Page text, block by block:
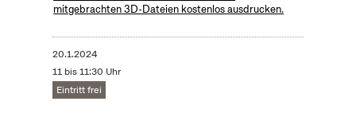
mitgebrachten 3D-Dateien kostenlos ausdrucken.
20.1.2024
11 bis 11:30 Uhr
Eintritt frei